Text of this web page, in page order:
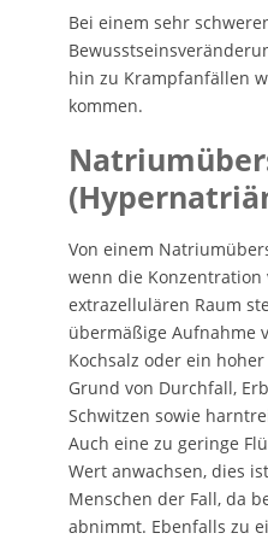
Bei einem sehr
hin zu Krampfanfällen
kommen.
Von einem
wenn die
extrazellulären Raum
übermäßige Aufnahme
Kochsalz oder ein
Grund von Durchfall,
Schwitzen sowie
Auch eine zu geringe
Wert anwachsen, dies
Menschen der Fall, da
abnimmt. Ebenfalls zu